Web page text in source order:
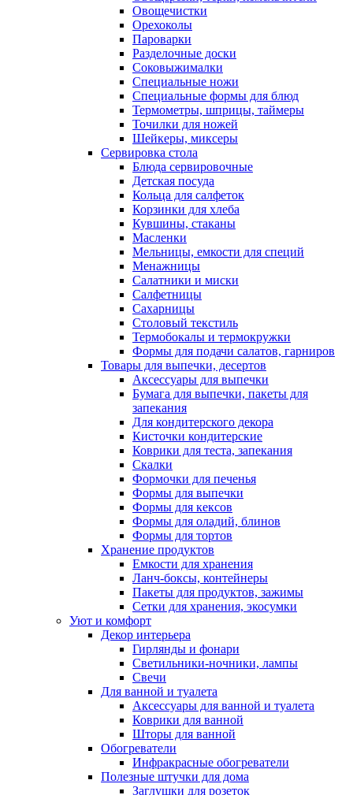
Овощечистки
Орехоколы
Пароварки
Разделочные доски
Соковыжималки
Специальные ножи
Специальные формы для блюд
Термометры, шприцы, таймеры
Точилки для ножей
Шейкеры, миксеры
Сервировка стола
Блюда сервировочные
Детская посуда
Кольца для салфеток
Корзинки для хлеба
Кувшины, стаканы
Масленки
Мельницы, емкости для специй
Менажницы
Салатники и миски
Салфетницы
Сахарницы
Столовый текстиль
Термобокалы и термокружки
Формы для подачи салатов, гарниров
Товары для выпечки, десертов
Аксессуары для выпечки
Бумага для выпечки, пакеты для
запекания
Для кондитерского декора
Кисточки кондитерские
Коврики для теста, запекания
Скалки
Формочки для печенья
Формы для выпечки
Формы для кексов
Формы для оладий, блинов
Формы для тортов
Хранение продуктов
Емкости для хранения
Ланч-боксы, контейнеры
Пакеты для продуктов, зажимы
Сетки для хранения, экосумки
Уют и комфорт
Декор интерьера
Гирлянды и фонари
Светильники-ночники, лампы
Свечи
Для ванной и туалета
Аксессуары для ванной и туалета
Коврики для ванной
Шторы для ванной
Обогреватели
Инфракрасные обогреватели
Полезные штучки для дома
Заглушки для розеток